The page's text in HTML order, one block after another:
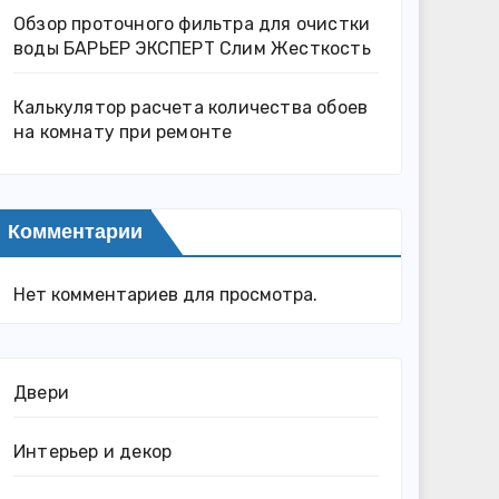
Обзор проточного фильтра для очистки
воды БАРЬЕР ЭКСПЕРТ Слим Жесткость
Калькулятор расчета количества обоев
на комнату при ремонте
Комментарии
Нет комментариев для просмотра.
Двери
Интерьер и декор